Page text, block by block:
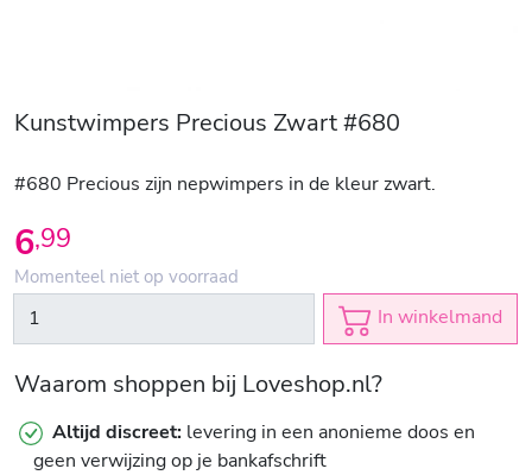
Kunstwimpers Precious Zwart #680
#680 Precious zijn nepwimpers in de kleur zwart.
6,99
Momenteel niet op voorraad
In winkelmand
Waarom shoppen bij Loveshop.nl?
Altijd discreet: levering in een anonieme doos en
geen verwijzing op je bankafschrift